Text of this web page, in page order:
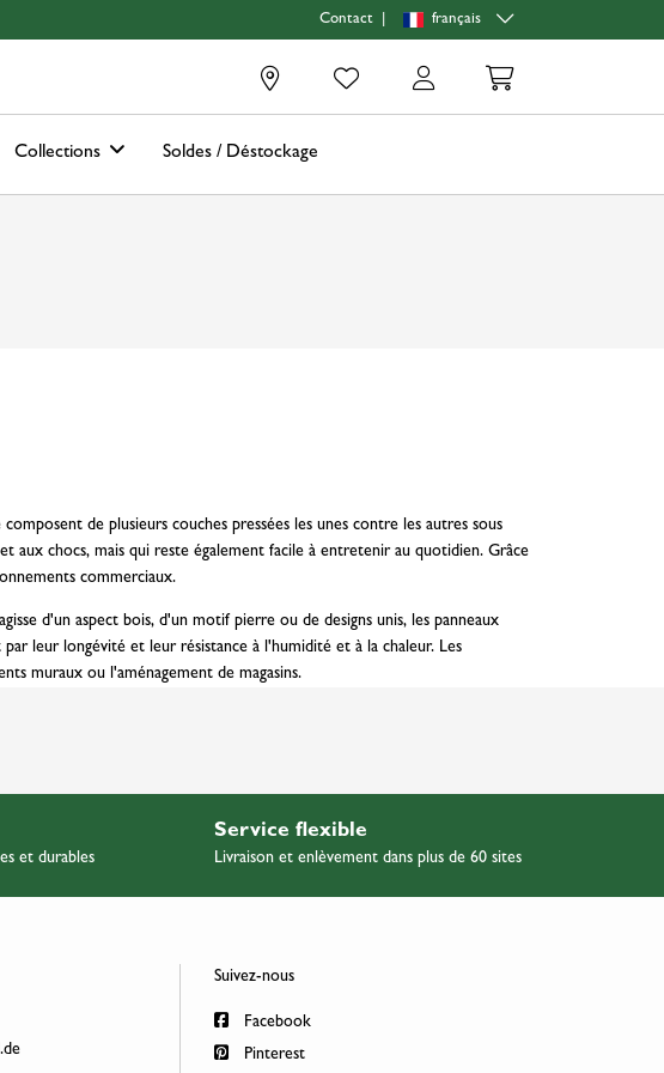
Contact français
Collections Soldes / Déstockage
de plusieurs couches pressées les unes contre les autres sous
aux chocs, mais qui reste également facile à entretenir au quotidien. Grâce
commerciaux.
d'un aspect bois, d'un motif pierre ou de designs unis, les panneaux
leur longévité et leur résistance à l'humidité et à la chaleur. Les
muraux ou l'aménagement de magasins.
et durables
Service flexible
Livraison et enlèvement dans plus de 60 sites
Suivez-nous
Facebook
Pinterest